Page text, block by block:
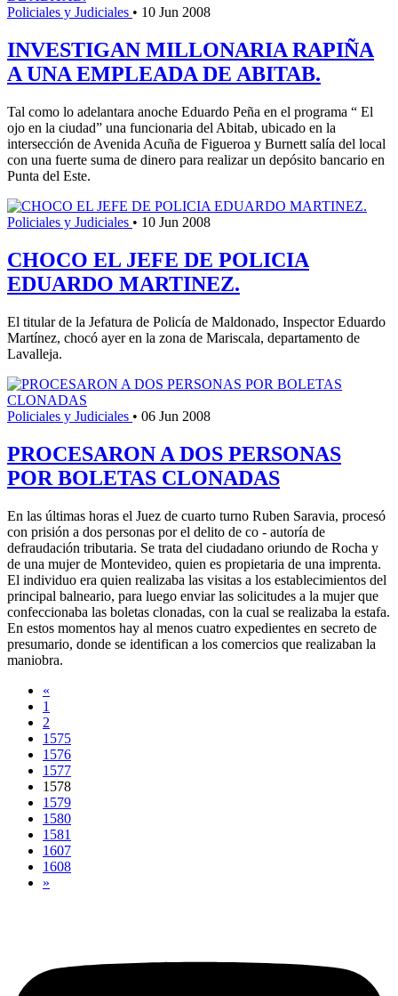
Policiales y Judiciales • 10 Jun 2008
INVESTIGAN MILLONARIA RAPIÑA
A UNA EMPLEADA DE ABITAB.
Tal como lo adelantara anoche Eduardo Peña en el programa “ El
ojo en la ciudad” una funcionaria del Abitab, ubicado en la
intersección de Avenida Acuña de Figueroa y Burnett salía del local
con una fuerte suma de dinero para realizar un depósito bancario en
Punta del Este.
Policiales y Judiciales • 10 Jun 2008
CHOCO EL JEFE DE POLICIA
EDUARDO MARTINEZ.
El titular de la Jefatura de Policía de Maldonado, Inspector Eduardo
Martínez, chocó ayer en la zona de Mariscala, departamento de
Lavalleja.
Policiales y Judiciales • 06 Jun 2008
PROCESARON A DOS PERSONAS
POR BOLETAS CLONADAS
En las últimas horas el Juez de cuarto turno Ruben Saravia, procesó
con prisión a dos personas por el delito de co - autoría de
defraudación tributaria. Se trata del ciudadano oriundo de Rocha y
de una mujer de Montevideo, quien es propietaria de una imprenta.
El individuo era quien realizaba las visitas a los establecimientos del
principal balneario, para luego enviar las solicitudes a la mujer que
confeccionaba las boletas clonadas, con la cual se realizaba la estafa.
En estos momentos hay al menos cuatro expedientes en secreto de
presumario, donde se identifican a los comercios que realizaban la
maniobra.
«
1
2
1575
1576
1577
1578
1579
1580
1581
1607
1608
»